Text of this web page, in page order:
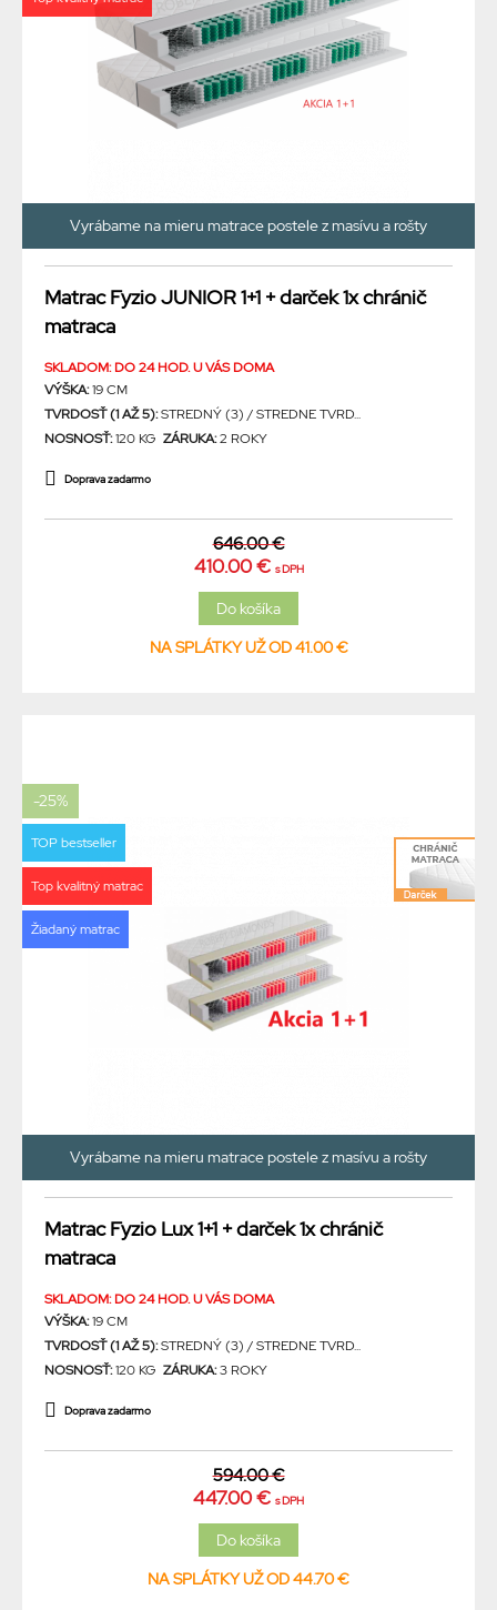
Vyrábame na mieru matrace postele z masívu a rošty
Matrac Fyzio JUNIOR 1+1 + darček 1x chránič
matraca
SKLADOM: DO 24 HOD. U VÁS DOMA
VÝŠKA:19 CM
TVRDOSŤ (1 AŽ 5):STREDNÝ (3) / STREDNE TVRD...
NOSNOSŤ:120 KG ZÁRUKA:2 ROKY
Doprava zadarmo
646.00 €
410.00 € s DPH
NA SPLÁTKY UŽ OD 41.00 €
-25%
TOP bestseller
Top kvalitný matrac
Žiadaný matrac
Vyrábame na mieru matrace postele z masívu a rošty
Matrac Fyzio Lux 1+1 + darček 1x chránič
matraca
SKLADOM: DO 24 HOD. U VÁS DOMA
VÝŠKA:19 CM
TVRDOSŤ (1 AŽ 5):STREDNÝ (3) / STREDNE TVRD...
NOSNOSŤ:120 KG ZÁRUKA:3 ROKY
Doprava zadarmo
594.00 €
447.00 € s DPH
NA SPLÁTKY UŽ OD 44.70 €